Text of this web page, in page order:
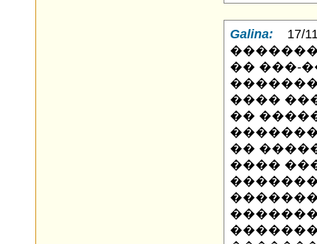
Galina: 17/
�� ���-
����
��
��
����